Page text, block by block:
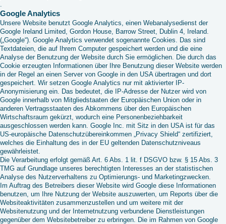
Google Analytics
Unsere Website benutzt Google Analytics, einen Webanalysedienst der
Google Ireland Limited, Gordon House, Barrow Street, Dublin 4, Ireland.
(„Google“). Google Analytics verwendet sogenannte Cookies. Das sind
Textdateien, die auf Ihrem Computer gespeichert werden und die eine
Analyse der Benutzung der Website durch Sie ermöglichen. Die durch das
Cookie erzeugten Informationen über Ihre Benutzung dieser Website werden
in der Regel an einen Server von Google in den USA übertragen und dort
gespeichert. Wir setzen Google Analytics nur mit aktivierter IP-
Anonymisierung ein. Das bedeutet, die IP-Adresse der Nutzer wird von
Google innerhalb von Mitgliedstaaten der Europäischen Union oder in
anderen Vertragsstaaten des Abkommens über den Europäischen
Wirtschaftsraum gekürzt, wodurch eine Personenbeziehbarkeit
ausgeschlossen werden kann. Google Inc. mit Sitz in den USA ist für das
US-europäische Datenschutzübereinkommen „Privacy Shield“ zertifiziert,
welches die Einhaltung des in der EU geltenden Datenschutzniveaus
gewährleistet.
Die Verarbeitung erfolgt gemäß Art. 6 Abs. 1 lit. f DSGVO bzw. § 15 Abs. 3
TMG auf Grundlage unseres berechtigten Interesses an der statistischen
Analyse des Nutzerverhaltens zu Optimierungs- und Marketingzwecken.
Im Auftrag des Betreibers dieser Website wird Google diese Informationen
benutzen, um Ihre Nutzung der Website auszuwerten, um Reports über die
Websiteaktivitäten zusammenzustellen und um weitere mit der
Websitenutzung und der Internetnutzung verbundene Dienstleistungen
gegenüber dem Websitebetreiber zu erbringen. Die im Rahmen von Google